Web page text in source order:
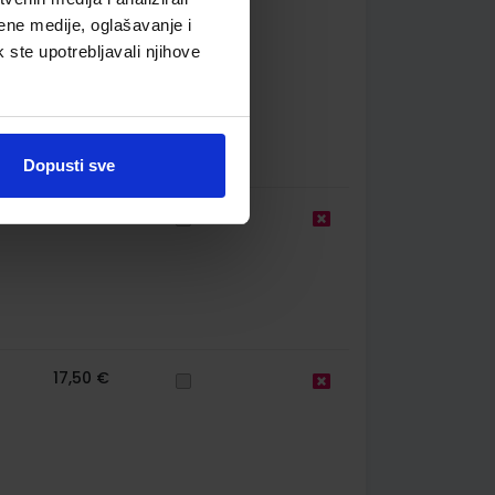
medije, oglašavanje i
ste upotrebljavali njihove
Dopusti sve
17,50 €